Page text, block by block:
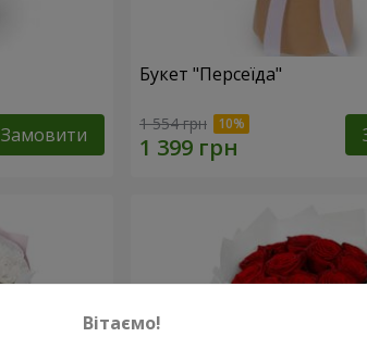
Замовити
Букет "Персеїда"
1 554 грн
Вітаємо!